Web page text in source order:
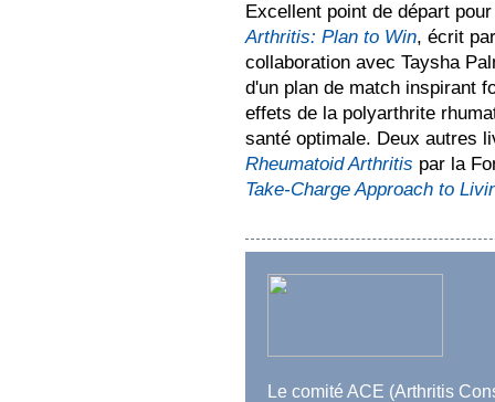
Excellent point de départ
Arthritis: Plan to Win, écrit
collaboration avec Taysha
d'un plan de match inspirant
effets de la polyarthrite
santé optimale. Deux autres
Rheumatoid Arthritis par la
Take-Charge Approach to
Le comité ACE (Arthritis